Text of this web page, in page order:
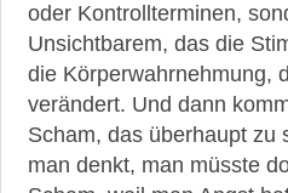
oder Kontrollterminen,
Unsichtbarem, das die
die Körperwahrnehmung,
verändert. Und dann
Scham, das überhaupt zu
man denkt, man müsste